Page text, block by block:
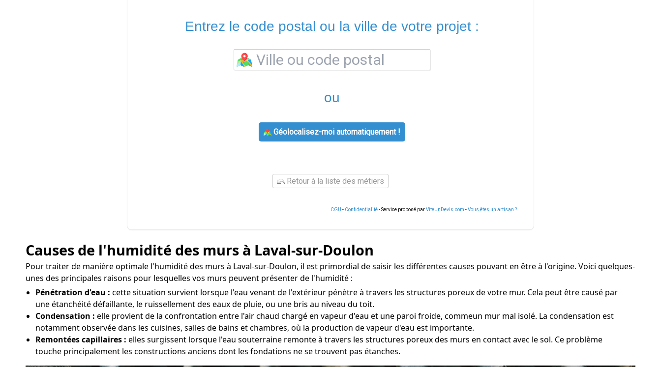
Entrez le code postal ou la ville de votre projet :
ou
Géolocalisez-moi automatiquement !
Retour à la liste des métiers
CGU - Confidentialité- Service proposé parViteUnDevis.com -Vous êtes un artisan ?
Causes de l'humidité des murs à Laval-sur-Doulon
Pour traiter de manière optimale l'humidité des murs à Laval-sur-Doulon, il est primordial de saisir les différentes causes pouvant en être à l'origine. Voici quelques-
unes des principales raisons pour lesquelles vos murs peuvent présenter de l'humidité :
Pénétration d'eau : cette situation survient lorsque l'eau venant de l'extérieur pénètre à travers les structures poreux de votre mur. Cela peut être causé par
une étanchéité défaillante, le ruissellement des eaux de pluie, ou une bris au niveau du toit.
Condensation : elle provient de la confrontation entre l'air chaud chargé en vapeur d'eau et une paroi froide, commeun mur mal isolé. La condensation est
notamment observée dans les cuisines, salles de bains et chambres, où la production de vapeur d'eau est importante.
Remontées capillaires : elles surgissent lorsque l'eau souterraine remonte à travers les structures poreux des murs en contact avec le sol. Ce problème
touche principalement les constructions anciens dont les fondations ne se trouvent pas étanches.